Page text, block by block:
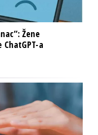
Žene
a